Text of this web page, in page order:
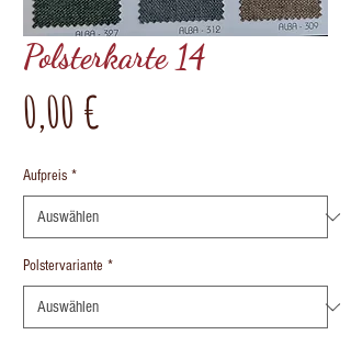
Polsterkarte 14
0,00 €
Aufpreis *
Polstervariante *